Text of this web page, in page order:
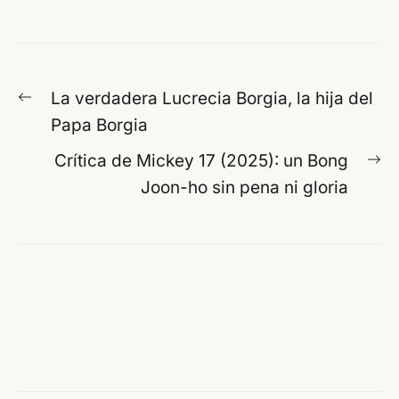
Navegación
entradas
Entrada
anterior:
La verdadera Lucrecia Borgia, la hija del
Papa Borgia
Crítica de Mickey 17 (2025): un Bong
Joon-ho sin pena ni gloria